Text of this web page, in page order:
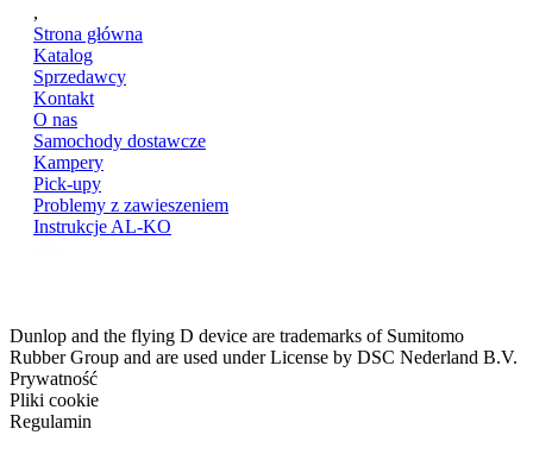
,
Strona główna
Katalog
Sprzedawcy
Kontakt
O nas
Samochody dostawcze
Kampery
Pick-upy
Problemy z zawieszeniem
Instrukcje AL-KO
Dunlop and the flying D device are trademarks of Sumitomo
Rubber Group and are used under License by DSC Nederland B.V.
Prywatność
Pliki cookie
Regulamin